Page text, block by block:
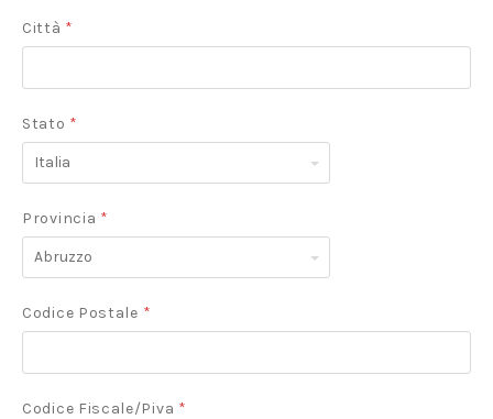
Città *
Stato *
Italia
Provincia *
Abruzzo
Codice Postale *
Codice Fiscale/Piva *